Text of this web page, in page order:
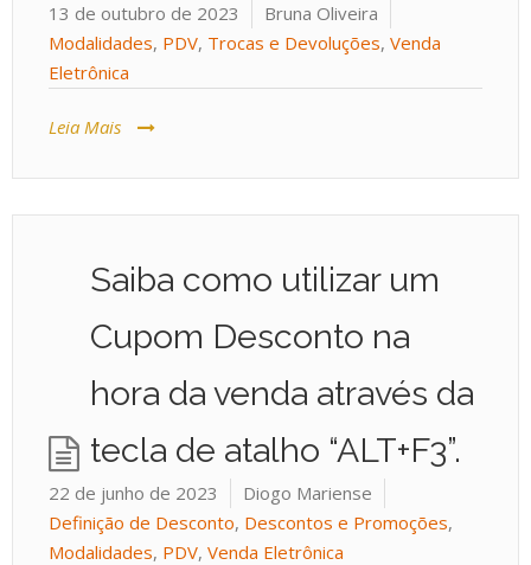
13 de outubro de 2023
Bruna Oliveira
Modalidades, PDV, Trocas e Devoluções, Venda
Eletrônica
Leia Mais
Saiba como utilizar um
Cupom Desconto na
hora da venda através da
tecla de atalho “ALT+F3”.
22 de junho de 2023
Diogo Mariense
Definição de Desconto, Descontos e Promoções,
Modalidades, PDV, Venda Eletrônica